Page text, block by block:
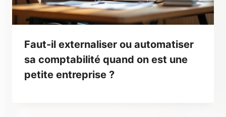
Faut-il externaliser ou automatiser
sa comptabilité quand on est une
petite entreprise ?